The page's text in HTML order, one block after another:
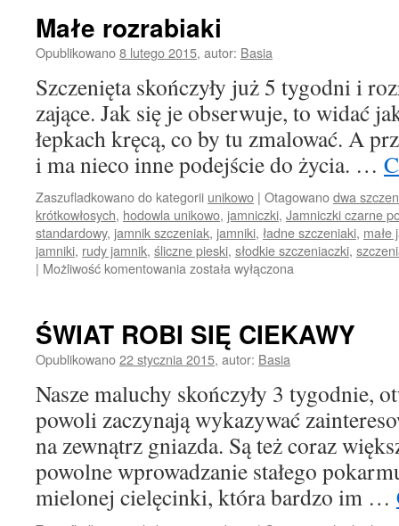
Małe rozrabiaki
Opublikowano8 lutego 2015, autor: Basia
Szczenięta skończyły już 5 tygodni i
zające. Jak się je obserwuje, to widać
łepkach kręcą, co by tu zmalować. A
i ma nieco inne podejście do życia. …
Zaszufladkowano do kategorii unikowo | Otagowanodwa
krótkowłosych, hodowla unikowo, jamniczki, Jamniczki czarne
standardowy, jamnik szczeniak, jamniki, ładne szczeniaki, małe
jamniki, rudy jamnik, śliczne pieski, słodkie szczeniaczki,
| Możliwość komentowania Małe
została wyłączona
ŚWIAT ROBI SIĘ CIEKAWY
Opublikowano22 stycznia 2015, autor: Basia
Nasze maluchy skończyły 3 tygodnie,
powoli zaczynają wykazywać
na zewnątrz gniazda. Są też coraz
powolne wprowadzanie stałego
mielonej cielęcinki, która bardzo im …